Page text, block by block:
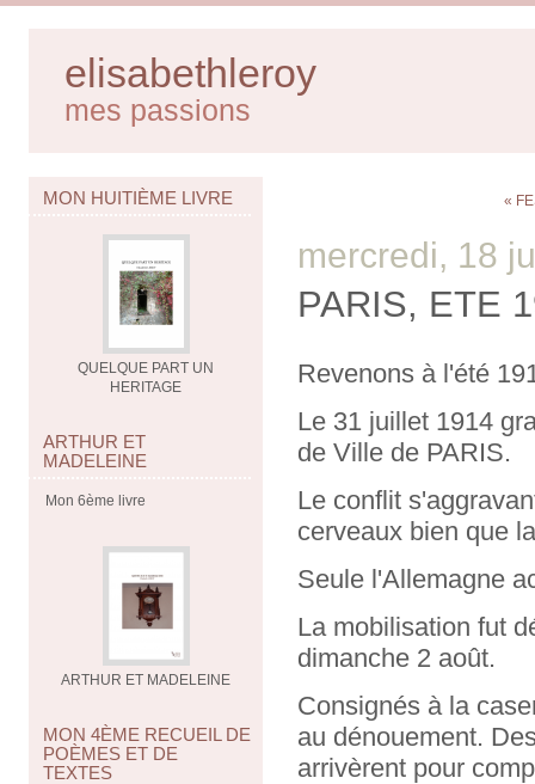
elisabethleroy
mes passions
MON HUITIÈME LIVRE
QUELQUE PART UN
HERITAGE
ARTHUR ET
MADELEINE
Mon 6ème livre
ARTHUR ET MADELEINE
MON 4ÈME RECUEIL DE
POÈMES ET DE
TEXTES
«
mercredi, 18
PARIS, ETE
Revenons à l'été
Le 31 juillet 1914
de Ville de PARIS.
Le conflit
cerveaux bien que
Seule l'Allemagne
La mobilisation fut
dimanche 2 août.
Consignés à la
au dénouement.
arrivèrent pour